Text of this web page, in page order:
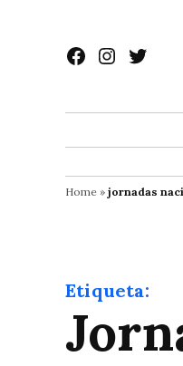
contenido
Facebook
Instagram
Twitter
Home » jornadas
Etiqueta: